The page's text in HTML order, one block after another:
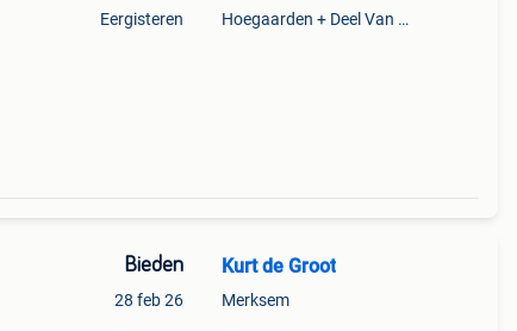
Eergisteren Hoegaarden + Deel Van Kumtich + Deel Van Tienen
Bieden
28 feb 26
Kurt de Groot
Merksem